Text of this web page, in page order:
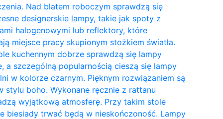
Nad blatem roboczym sprawdzą się
designerskie lampy, takie jak spoty z
halogenowymi lub reflektory, które
miejsce pracy skupionym stożkiem światła.
kuchennym dobrze sprawdzą się lampy
a szczególną popularnością cieszą się lampy
w kolorze czarnym. Pięknym rozwiązaniem są
stylu boho. Wykonane ręcznie z rattanu
wyjątkową atmosferę. Przy takim stole
biesiady trwać będą w nieskończoność. Lampy